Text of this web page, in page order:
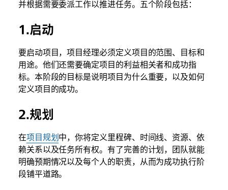
并根据需要委派工作以推进任务。五个阶段包括：
1.启动
要启动项目，项目经理必须定义项目的范围、目标和
用途。他们还需要确定项目的利益相关者和成功指
标。本阶段的目标是说明项目为什么重要，以及如何
定义项目的成功。
2.规划
在项目规划中，你将定义里程碑、时间线、资源、依
赖关系以及任务所有权。有了完善的计划，团队就能
明确预期情况以及每个人的职责，从而为成功执行阶
段铺平道路。